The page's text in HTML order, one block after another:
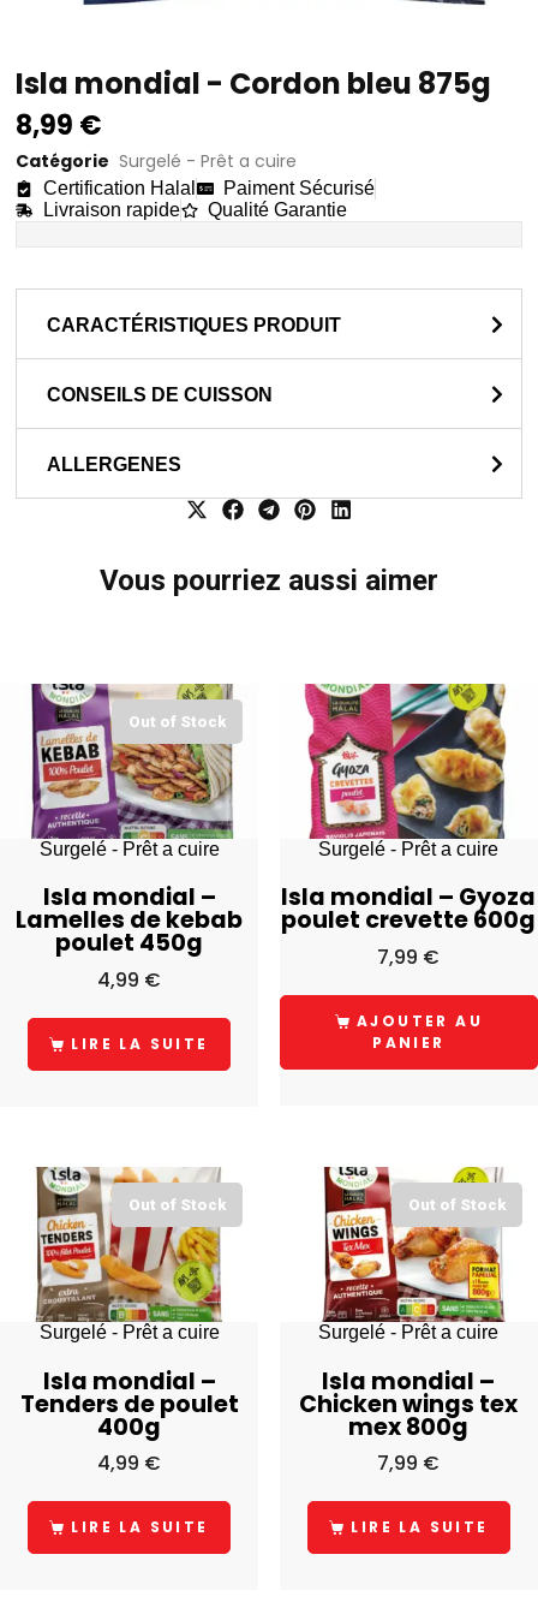
Isla mondial - Cordon bleu 875g
8,99 €
Catégorie Surgelé - Prêt a cuire
Certification Halal
Paiment Sécurisé
Livraison rapide
Qualité Garantie
CARACTÉRISTIQUES PRODUIT
CONSEILS DE CUISSON
ALLERGENES
Vous pourriez aussi aimer
Out of Stock
Surgelé - Prêt a cuire
Isla mondial –
Lamelles de kebab
poulet 450g
4,99 €
LIRE LA SUITE
Surgelé - Prêt a cuire
Isla mondial – Gyoza
poulet crevette 600g
7,99 €
AJOUTER AU
PANIER
Out of Stock
Surgelé - Prêt a cuire
Isla mondial –
Tenders de poulet
400g
4,99 €
LIRE LA SUITE
Out of Stock
Surgelé - Prêt a cuire
Isla mondial –
Chicken wings tex
mex 800g
7,99 €
LIRE LA SUITE